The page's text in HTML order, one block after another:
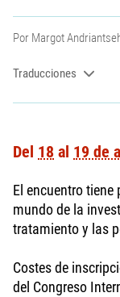
Por Margot
Traducciones
Del 18 al 19 de
El encuentro tiene
mundo de la
tratamiento y las
Costes de
del Congreso